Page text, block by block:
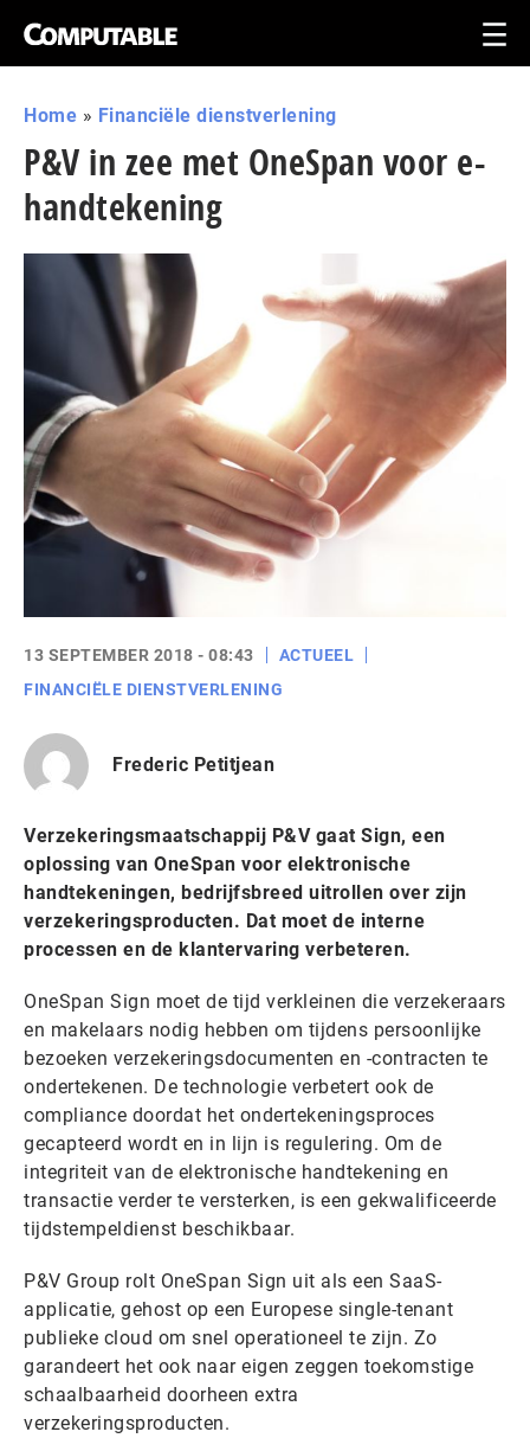
Home » Financiële dienstverlening
P&V in zee met OneSpan voor e-
handtekening
13 SEPTEMBER 2018 - 08:43
ACTUEEL
FINANCIËLE DIENSTVERLENING
Frederic Petitjean
Verzekeringsmaatschappij P&V gaat Sign, een
oplossing van OneSpan voor elektronische
handtekeningen, bedrijfsbreed uitrollen over zijn
verzekeringsproducten. Dat moet de interne
processen en de klantervaring verbeteren.
OneSpan Sign moet de tijd verkleinen die verzekeraars
en makelaars nodig hebben om tijdens persoonlijke
bezoeken verzekeringsdocumenten en -contracten te
ondertekenen. De technologie verbetert ook de
compliance doordat het ondertekeningsproces
gecapteerd wordt en in lijn is regulering. Om de
integriteit van de elektronische handtekening en
transactie verder te versterken, is een gekwalificeerde
tijdstempeldienst beschikbaar.
P&V Group rolt OneSpan Sign uit als een SaaS-
applicatie, gehost op een Europese single-tenant
publieke cloud om snel operationeel te zijn. Zo
garandeert het ook naar eigen zeggen toekomstige
schaalbaarheid doorheen extra
verzekeringsproducten.